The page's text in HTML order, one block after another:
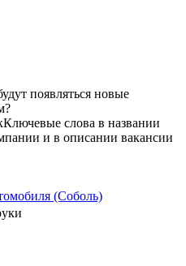
появляться новые
Ключевые слова в названии
и в описании вакансии
(Соболь)